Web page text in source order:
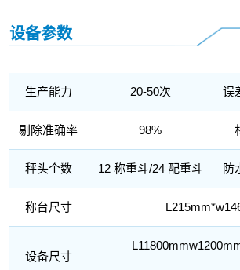
设备参数
生产能力 20-50次 误
剔除准确率 98%
秤头个数 12 称重斗/24 配重斗 防
称台尺寸
设备尺寸